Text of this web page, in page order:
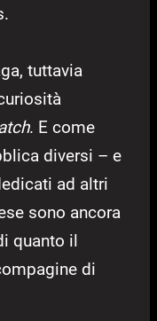
tuttavia
. E come
diversi – e
ad altri
sono ancora
quanto il
di